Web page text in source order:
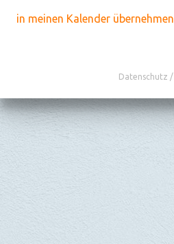
in meinen Kalender übernehmen
Datenschutz /